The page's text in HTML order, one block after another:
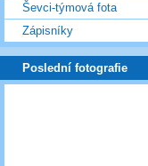
Ševci-týmová fota
Zápisníky
Poslední fotografie